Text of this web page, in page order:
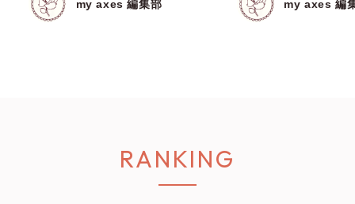
my axes 編集部 my axes 編
RANKING